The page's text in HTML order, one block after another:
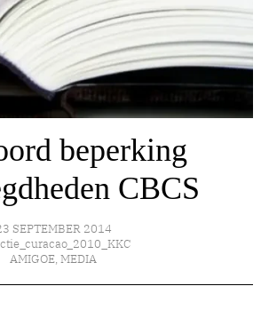
beperking
CBCS
SEPTEMBER 2014
AMIGOE, MEDIA